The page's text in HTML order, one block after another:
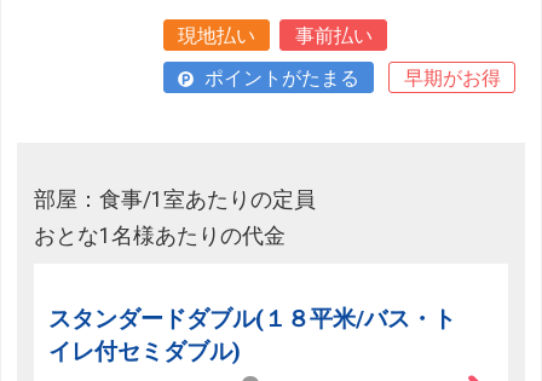
現地払い
事前払い
ポイントがたまる
早期がお得
部屋：食事/1室あたりの定員
おとな1名様あたりの代金
スタンダードダブル(１８平米/バス・ト
イレ付セミダブル)